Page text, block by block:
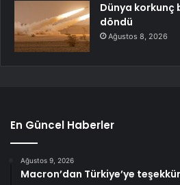
Dünya korkunç
döndü
Ağustos 8, 2026
En Güncel Haberler
Ağustos 9, 2026
Macron’dan Türkiye’ye